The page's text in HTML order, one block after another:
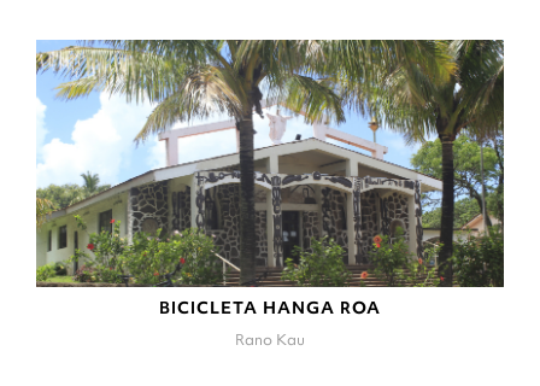
BICICLETA HANGA ROA
Rano Kau